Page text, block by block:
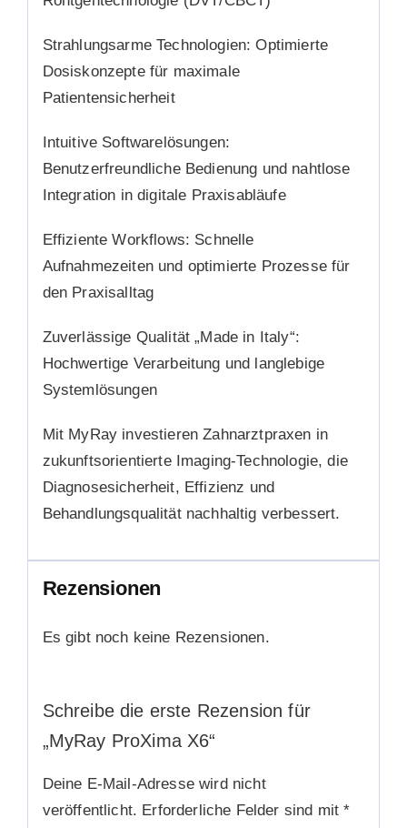
Strahlungsarme Technologien: Optimierte
Dosiskonzepte für maximale
Patientensicherheit
Intuitive Softwarelösungen:
Benutzerfreundliche Bedienung und nahtlose
Integration in digitale Praxisabläufe
Effiziente Workflows: Schnelle
Aufnahmezeiten und optimierte Prozesse für
den Praxisalltag
Zuverlässige Qualität „Made in Italy“:
Hochwertige Verarbeitung und langlebige
Systemlösungen
Mit MyRay investieren Zahnarztpraxen in
zukunftsorientierte Imaging-Technologie, die
Diagnosesicherheit, Effizienz und
Behandlungsqualität nachhaltig verbessert.
Rezensionen
Es gibt noch keine Rezensionen.
Schreibe die erste Rezension für
„MyRay ProXima X6“
Deine E-Mail-Adresse wird nicht
veröffentlicht. Erforderliche Felder sind mit*